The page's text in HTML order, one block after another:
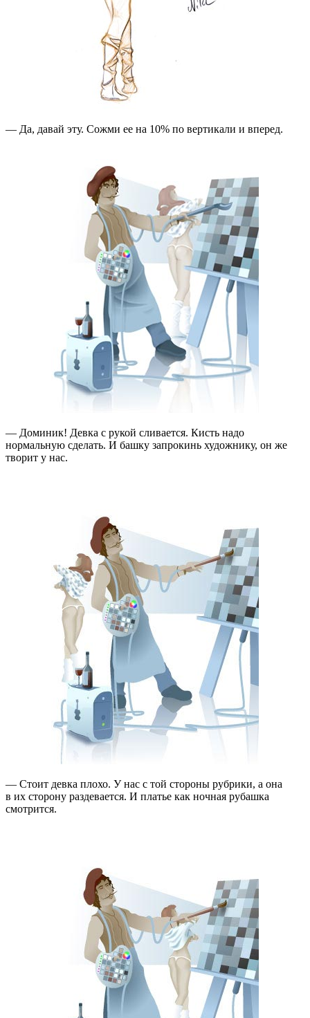
— Да, давай эту. Сожми ее на 10% по вертикали и вперед.
— Доминик! Девка с рукой сливается. Кисть надо
нормальную сделать. И башку запрокинь художнику, он же
творит у нас.
— Стоит девка плохо. У нас с той стороны рубрики, а она
в их сторону раздевается. И платье как ночная рубашка
смотрится.